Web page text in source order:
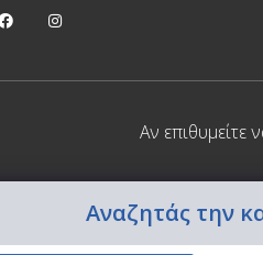
Αν επιθυμείτε
Copyright © 2022 BERGMANN KORD. All
Αναζητάς την